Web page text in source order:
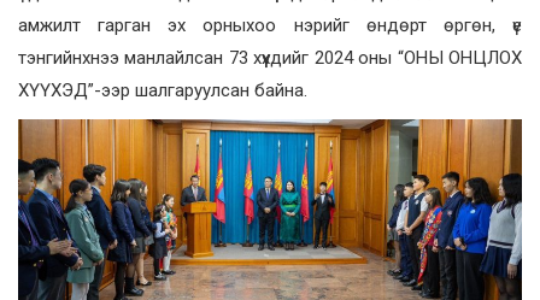
амжилт гарган эх орныхоо нэрийг өндөрт өргөн, үе
тэнгийнхнээ манлайлсан 73 хүүхдийг 2024 оны “ОНЫ ОНЦЛОХ
ХҮҮХЭД”-ээр шалгаруулсан байна.